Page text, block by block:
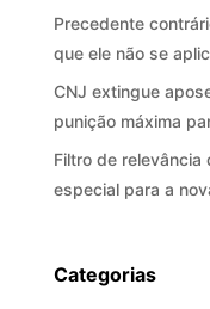
Precedente
que ele não se
CNJ extingue
punição máxima
Filtro de relevância
especial para a
Categorias